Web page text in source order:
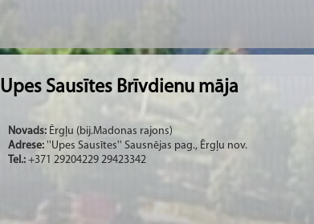
Upes Sausītes Brīvdienu māja
Novads: Ērgļu (bij.Madonas rajons)
Adrese: ''Upes Sausītes'' Sausnējas pag., Ērgļu nov.
Tel.: +371 29204229 29423342